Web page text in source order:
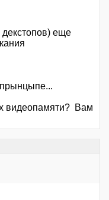
еще
видеопамяти? Вам